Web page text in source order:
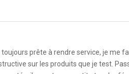
toujours prête à rendre service, je me
sur les produits que je test.